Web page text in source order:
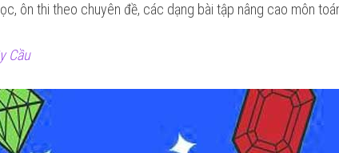
ôn thi theo chuyên đề, các dạng bài tập nâng cao môn
Cầu